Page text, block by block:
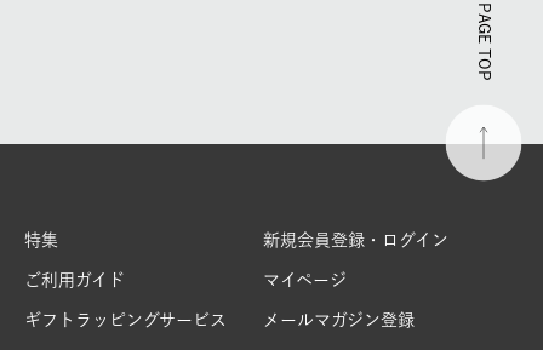
PAGE TOP
特集
ご利用ガイド
ギフトラッピングサービス
新規会員登録・ログイン
マイページ
メールマガジン登録